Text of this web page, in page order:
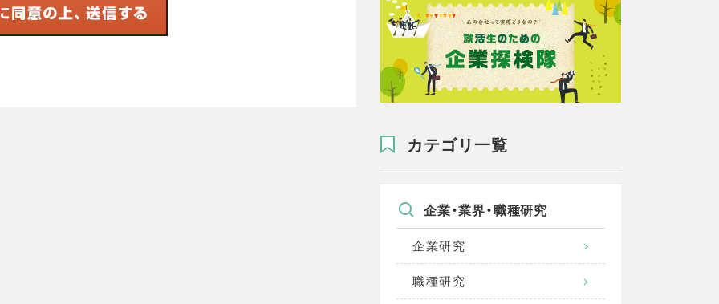
カテゴリ一覧
企業・業界・職種研究
企業研究
職種研究